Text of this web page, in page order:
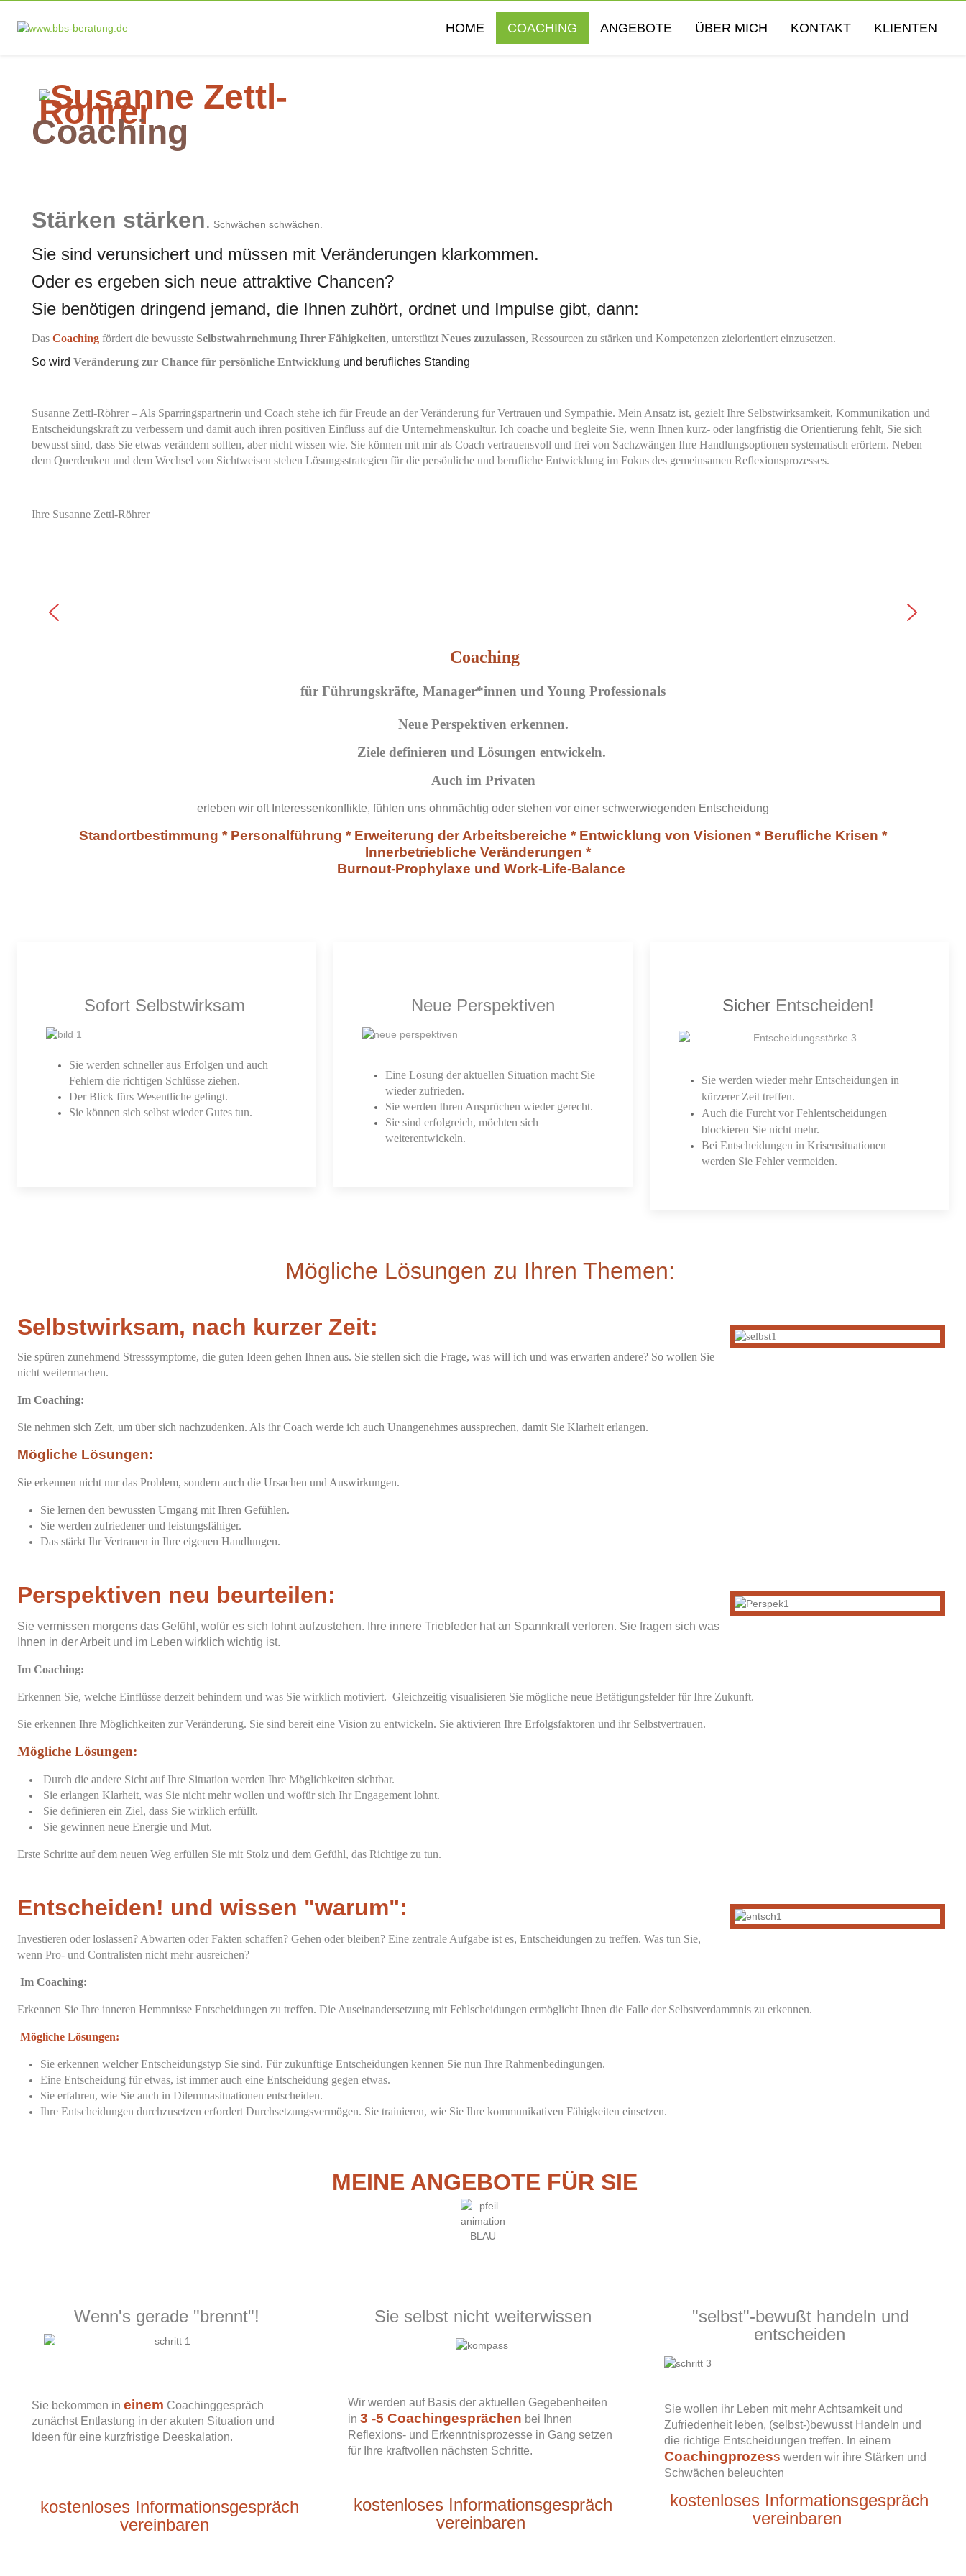
HOME COACHING ANGEBOTE ÜBER MICH KONTAKT KLIENTEN
Coaching
Stärken stärken. Schwächen schwächen.
Sie sind verunsichert und müssen mit Veränderungen klarkommen.
Oder es ergeben sich neue attraktive Chancen?
Sie benötigen dringend jemand, die Ihnen zuhört, ordnet und Impulse gibt, dann:
Das Coaching fördert die bewusste Selbstwahrnehmung Ihrer Fähigkeiten, unterstützt Neues zuzulassen, Ressourcen zu stärken und Kompetenzen zielorientiert einzusetzen.
So wird Veränderung zur Chance für persönliche Entwicklung und berufliches Standing
Susanne Zettl-Röhrer – Als Sparringspartnerin und Coach stehe ich für Freude an der Veränderung für Vertrauen und Sympathie. Mein Ansatz ist, gezielt Ihre Selbstwirksamkeit, Kommunikation und
Entscheidungskraft zu verbessern und damit auch ihren positiven Einfluss auf die Unternehmenskultur. Ich coache und begleite Sie, wenn Ihnen kurz- oder langfristig die Orientierung fehlt, Sie sich
bewusst sind, dass Sie etwas verändern sollten, aber nicht wissen wie. Sie können mit mir als Coach vertrauensvoll und frei von Sachzwängen Ihre Handlungsoptionen systematisch erörtern. Neben
dem Querdenken und dem Wechsel von Sichtweisen stehen Lösungsstrategien für die persönliche und berufliche Entwicklung im Fokus des gemeinsamen Reflexionsprozesses.
Ihre Susanne Zettl-Röhrer
Coaching
für Führungskräfte, Manager*innen und Young Professionals
Neue Perspektiven erkennen.
Ziele definieren und Lösungen entwickeln.
Auch im Privaten
erleben wir oft Interessenkonflikte, fühlen uns ohnmächtig oder stehen vor einer schwerwiegenden Entscheidung
Standortbestimmung * Personalführung * Erweiterung der Arbeitsbereiche * Entwicklung von Visionen * Berufliche Krisen *
Innerbetriebliche Veränderungen *
Burnout-Prophylaxe und Work-Life-Balance
Sofort Selbstwirksam
Sie werden schneller aus Erfolgen und auch
Fehlern die richtigen Schlüsse ziehen.
Der Blick fürs Wesentliche gelingt.
Sie können sich selbst wieder Gutes tun.
Neue Perspektiven
Eine Lösung der aktuellen Situation macht Sie
wieder zufrieden.
Sie werden Ihren Ansprüchen wieder gerecht.
Sie sind erfolgreich, möchten sich
weiterentwickeln.
Sicher Entscheiden!
Sie werden wieder mehr Entscheidungen in
kürzerer Zeit treffen.
Auch die Furcht vor Fehlentscheidungen
blockieren Sie nicht mehr.
Bei Entscheidungen in Krisensituationen
werden Sie Fehler vermeiden.
Mögliche Lösungen zu Ihren Themen:
Selbstwirksam, nach kurzer Zeit:
Sie spüren zunehmend Stresssymptome, die guten Ideen gehen Ihnen aus. Sie stellen sich die Frage, was will ich und was erwarten andere? So wollen Sie
nicht weitermachen.
Im Coaching:
Sie nehmen sich Zeit, um über sich nachzudenken. Als ihr Coach werde ich auch Unangenehmes aussprechen, damit Sie Klarheit erlangen.
Mögliche Lösungen:
Sie erkennen nicht nur das Problem, sondern auch die Ursachen und Auswirkungen.
Sie lernen den bewussten Umgang mit Ihren Gefühlen.
Sie werden zufriedener und leistungsfähiger.
Das stärkt Ihr Vertrauen in Ihre eigenen Handlungen.
Perspektiven neu beurteilen:
Sie vermissen morgens das Gefühl, wofür es sich lohnt aufzustehen. Ihre innere Triebfeder hat an Spannkraft verloren. Sie fragen sich was
Ihnen in der Arbeit und im Leben wirklich wichtig ist.
Im Coaching:
Erkennen Sie, welche Einflüsse derzeit behindern und was Sie wirklich motiviert. Gleichzeitig visualisieren Sie mögliche neue Betätigungsfelder für Ihre Zukunft.
Sie erkennen Ihre Möglichkeiten zur Veränderung. Sie sind bereit eine Vision zu entwickeln. Sie aktivieren Ihre Erfolgsfaktoren und ihr Selbstvertrauen.
Mögliche Lösungen:
Durch die andere Sicht auf Ihre Situation werden Ihre Möglichkeiten sichtbar.
Sie erlangen Klarheit, was Sie nicht mehr wollen und wofür sich Ihr Engagement lohnt.
Sie definieren ein Ziel, dass Sie wirklich erfüllt.
Sie gewinnen neue Energie und Mut.
Erste Schritte auf dem neuen Weg erfüllen Sie mit Stolz und dem Gefühl, das Richtige zu tun.
Entscheiden! und wissen "warum":
Investieren oder loslassen? Abwarten oder Fakten schaffen? Gehen oder bleiben? Eine zentrale Aufgabe ist es, Entscheidungen zu treffen. Was tun Sie,
wenn Pro- und Contralisten nicht mehr ausreichen?
Im Coaching:
Erkennen Sie Ihre inneren Hemmnisse Entscheidungen zu treffen. Die Auseinandersetzung mit Fehlscheidungen ermöglicht Ihnen die Falle der Selbstverdammnis zu erkennen.
Mögliche Lösungen:
Sie erkennen welcher Entscheidungstyp Sie sind. Für zukünftige Entscheidungen kennen Sie nun Ihre Rahmenbedingungen.
Eine Entscheidung für etwas, ist immer auch eine Entscheidung gegen etwas.
Sie erfahren, wie Sie auch in Dilemmasituationen entscheiden.
Ihre Entscheidungen durchzusetzen erfordert Durchsetzungsvermögen. Sie trainieren, wie Sie Ihre kommunikativen Fähigkeiten einsetzen.
MEINE ANGEBOTE FÜR SIE
Wenn's gerade "brennt"!
Sie bekommen in einem Coachinggespräch
zunächst Entlastung in der akuten Situation und
Ideen für eine kurzfristige Deeskalation.
kostenloses Informationsgespräch
vereinbaren
Sie selbst nicht weiterwissen
Wir werden auf Basis der aktuellen Gegebenheiten
in 3 -5 Coachingesprächen bei Ihnen
Reflexions- und Erkenntnisprozesse in Gang setzen
für Ihre kraftvollen nächsten Schritte.
kostenloses Informationsgespräch
vereinbaren
"selbst"-bewußt handeln und
entscheiden
Sie wollen ihr Leben mit mehr Achtsamkeit und
Zufriedenheit leben, (selbst-)bewusst Handeln und
die richtige Entscheidungen treffen. In einem
Coachingprozess werden wir ihre Stärken und
Schwächen beleuchten
kostenloses Informationsgespräch
vereinbaren